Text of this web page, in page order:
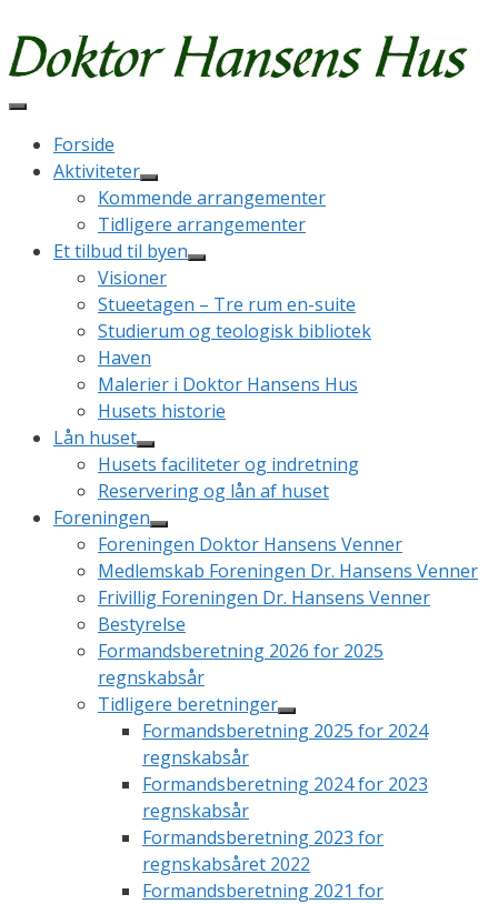
til
indhold
Forside
Aktiviteter
Kommende arrangementer
Tidligere arrangementer
Et tilbud til byen
Visioner
Stueetagen – Tre rum en-suite
Studierum og teologisk bibliotek
Haven
Malerier i Doktor Hansens Hus
Husets historie
Lån huset
Husets faciliteter og indretning
Reservering og lån af huset
Foreningen
Foreningen Doktor Hansens Venner
Medlemskab Foreningen Dr. Hansens Venner
Frivillig Foreningen Dr. Hansens Venner
Bestyrelse
Formandsberetning 2026 for 2025
regnskabsår
Tidligere beretninger
Formandsberetning 2025 for 2024
regnskabsår
Formandsberetning 2024 for 2023
regnskabsår
Formandsberetning 2023 for
regnskabsåret 2022
Formandsberetning 2021 for